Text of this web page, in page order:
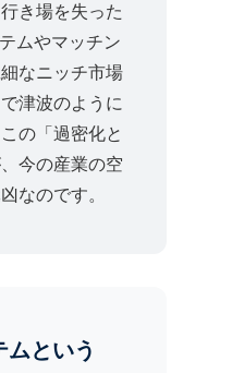
き場を失った
ムやマッチン
なニッチ市場
津波のように
の「過密化と
今の産業の空
なのです。
という